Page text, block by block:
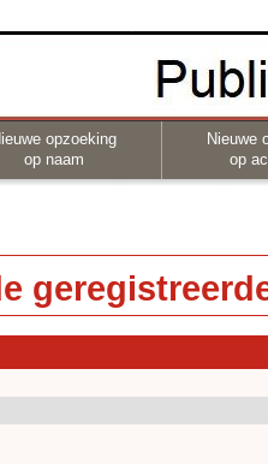
opzoeking
op naam
Nieuwe
op